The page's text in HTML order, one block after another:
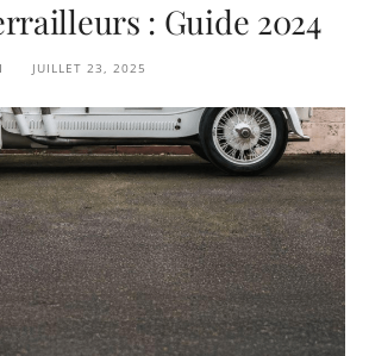
: Guide 2024
JUILLET 23, 2025